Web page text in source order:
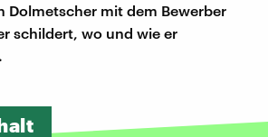
Dolmetscher mit dem Bewerber
schildert, wo und wie er